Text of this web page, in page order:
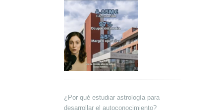
¿Por qué estudiar astrología para
desarrollar el autoconocimiento?